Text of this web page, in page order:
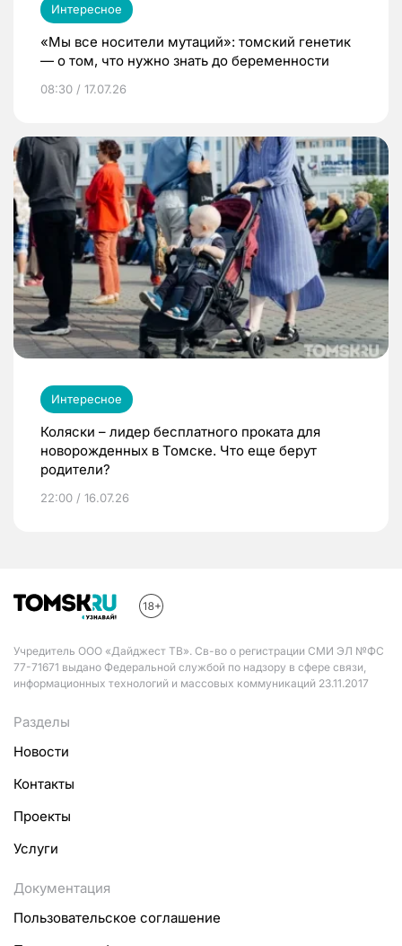
Интересное
«Мы все носители мутаций»: томский генетик
— о том, что нужно знать до беременности
08:30 / 17.07.26
Интересное
Коляски – лидер бесплатного проката для
новорожденных в Томске. Что еще берут
родители?
22:00 / 16.07.26
Учредитель ООО «Дайджест ТВ». Св-во о регистрации СМИ ЭЛ №ФС
77-71671 выдано Федеральной службой по надзору в сфере связи,
информационных технологий и массовых коммуникаций 23.11.2017
Разделы
Новости
Контакты
Проекты
Услуги
Документация
Пользовательское соглашение